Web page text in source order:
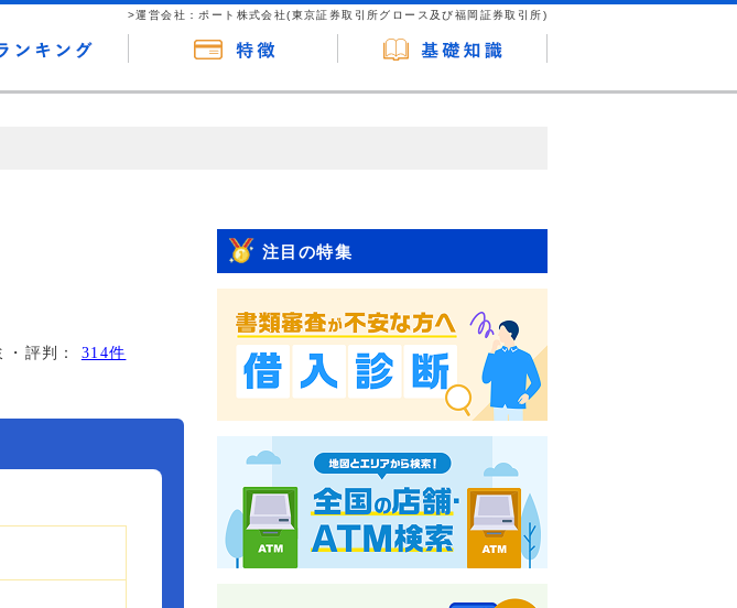
>運営会社：ポート株式会社(東京証券取引所グロース及び福岡証券取引所)
評判： 314件
注目の特集